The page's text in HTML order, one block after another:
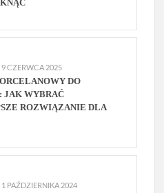
9 CZERWCA 2025
DO
JAK WYBRAĆ
ROZWIĄZANIE DLA
1 PAŹDZIERNIKA 2024